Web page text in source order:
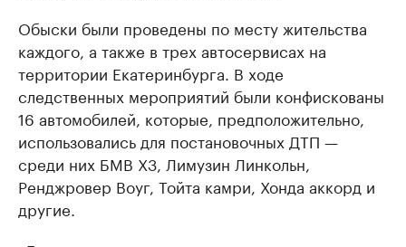
Обыски были проведены по месту жительства
каждого, а также в трех автосервисах на
территории Екатеринбурга. В ходе
следственных мероприятий были конфискованы
16 автомобилей, которые, предположительно,
использовались для постановочных ДТП —
среди них БМВ Х3, Лимузин Линкольн,
Ренджровер Воуг, Тойта камри, Хонда аккорд и
другие.